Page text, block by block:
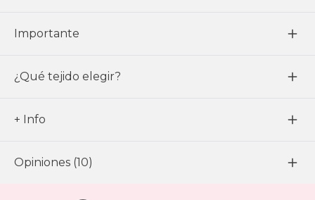
Importante
¿Qué tejido elegir?
+ Info
Opiniones (10)